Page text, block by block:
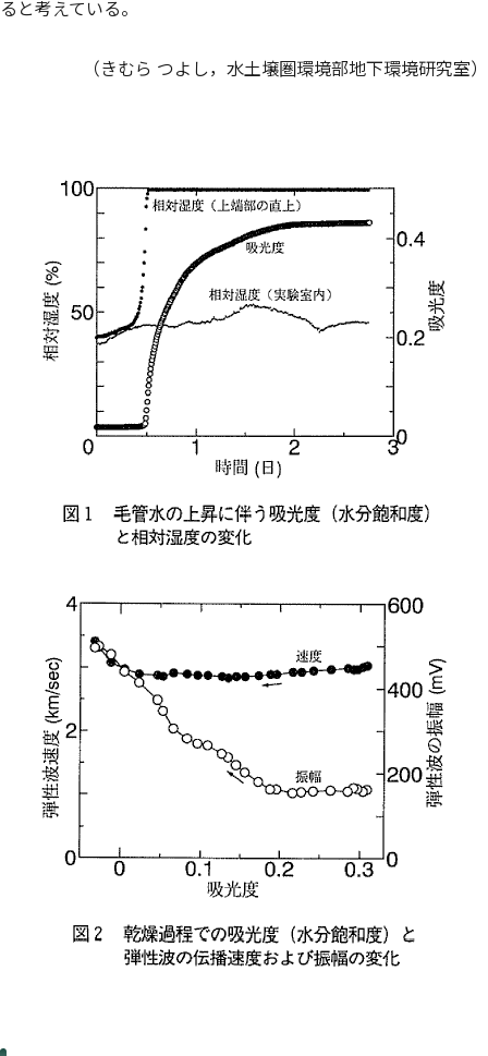
ると考えている。
（きむら つよし，水土壌圏環境部地下環境研究室）